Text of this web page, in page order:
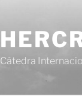
Cátedra